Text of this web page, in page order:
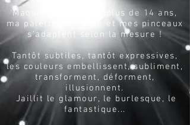
Maquilleuse depuis plus de 14 ans,
ma palette est large et mes pinceaux
s'adaptent selon la mesure !
Tantôt subtiles, tantôt expressives,
les couleurs embellissent, subliment,
transforment, déforment,
illusionnent.
Jaillit le glamour, le burlesque, le
fantastique...